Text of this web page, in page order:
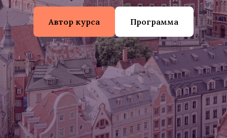
Автор курса Программа